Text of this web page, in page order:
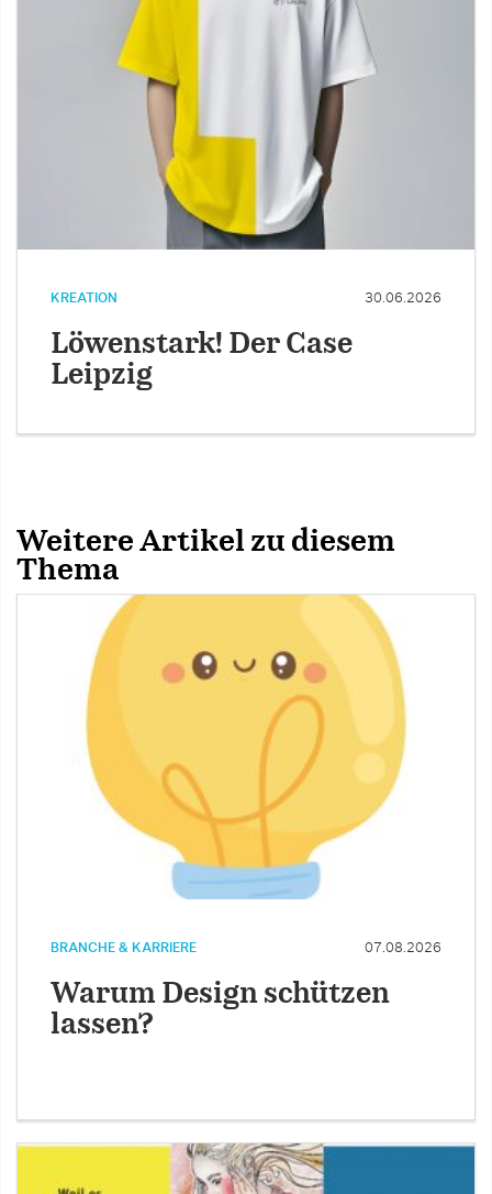
KREATION 30.06.2026
Löwenstark! Der Case
Leipzig
Weitere Artikel zu diesem
Thema
BRANCHE & KARRIERE 07.08.2026
Warum Design schützen
lassen?